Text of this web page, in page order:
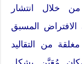
خلال انتشار
الافتراض المسبق
من التقاليد